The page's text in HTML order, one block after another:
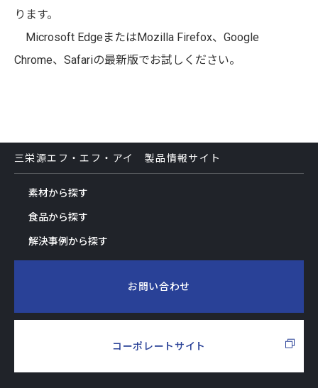
ります。
Microsoft EdgeまたはMozilla Firefox、Google
Chrome、Safariの最新版でお試しください。
三栄源エフ・エフ・アイ 製品情報サイト
素材から探す
食品から探す
解決事例から探す
お問い合わせ
コーポレートサイト